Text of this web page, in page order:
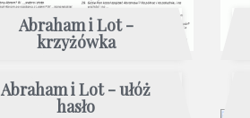
Abraham i Lot -
krzyżówka
Abraham i Lot - ułóż
hasło